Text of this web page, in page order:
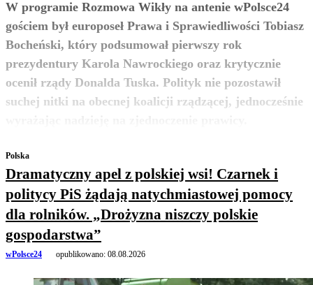
W programie Rozmowa Wikły na antenie wPolsce24
gościem był europoseł Prawa i Sprawiedliwości Tobiasz
Bocheński, który podsumował pierwszy rok
prezydentury Karola Nawrockiego oraz krytycznie
ocenił rządy Donalda Tuska. Polityk nie pozostawił
suchej nitki na obecnej koalicji rządzącej, jednocześnie
zobacz więcej
Polska
Dramatyczny apel z polskiej wsi! Czarnek i
politycy PiS żądają natychmiastowej pomocy
dla rolników. „Drożyzna niszczy polskie
gospodarstwa”
wPolsce24 opublikowano: 08.08.2026